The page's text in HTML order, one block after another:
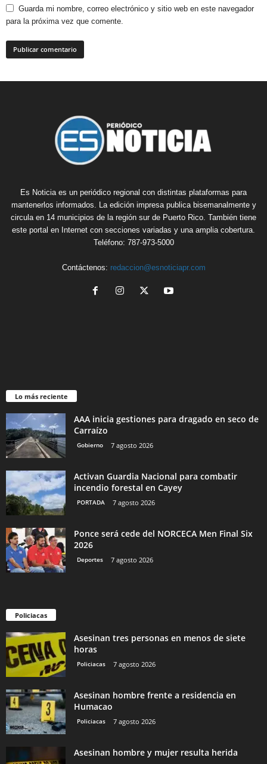
Guarda mi nombre, correo electrónico y sitio web en este navegador
para la próxima vez que comente.
Es Noticia es un periódico regional con distintas plataformas para
mantenerlos informados. La edición impresa publica bisemanalmente y
circula en 14 municipios de la región sur de Puerto Rico. También tiene
este portal en Internet con secciones variadas y una amplia cobertura.
Teléfono: 787-973-5000
Contáctenos: redaccion@esnoticiapr.com
Lo más reciente
AAA inicia gestiones para dragado en seco de
Carraízo
Gobierno 7 agosto 2026
Activan Guardia Nacional para combatir
incendio forestal en Cayey
PORTADA 7 agosto 2026
Ponce será cede del NORCECA Men Final Six
2026
Deportes 7 agosto 2026
Policiacas
Asesinan tres personas en menos de siete
horas
Policiacas 7 agosto 2026
Asesinan hombre frente a residencia en
Humacao
Policiacas 7 agosto 2026
Asesinan hombre y mujer resulta herida